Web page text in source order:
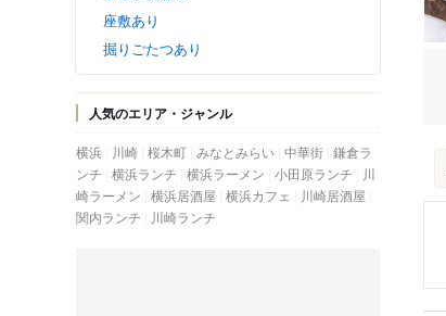
座敷あり
掘りごたつあり
人気のエリア・ジャンル
横浜 川崎 桜木町 みなとみらい 中華街 鎌倉ラ
ンチ 横浜ランチ 横浜ラーメン 小田原ランチ
川
崎ラーメン 横浜居酒屋 横浜カフェ
川崎居酒屋
関内ランチ
川崎ランチ